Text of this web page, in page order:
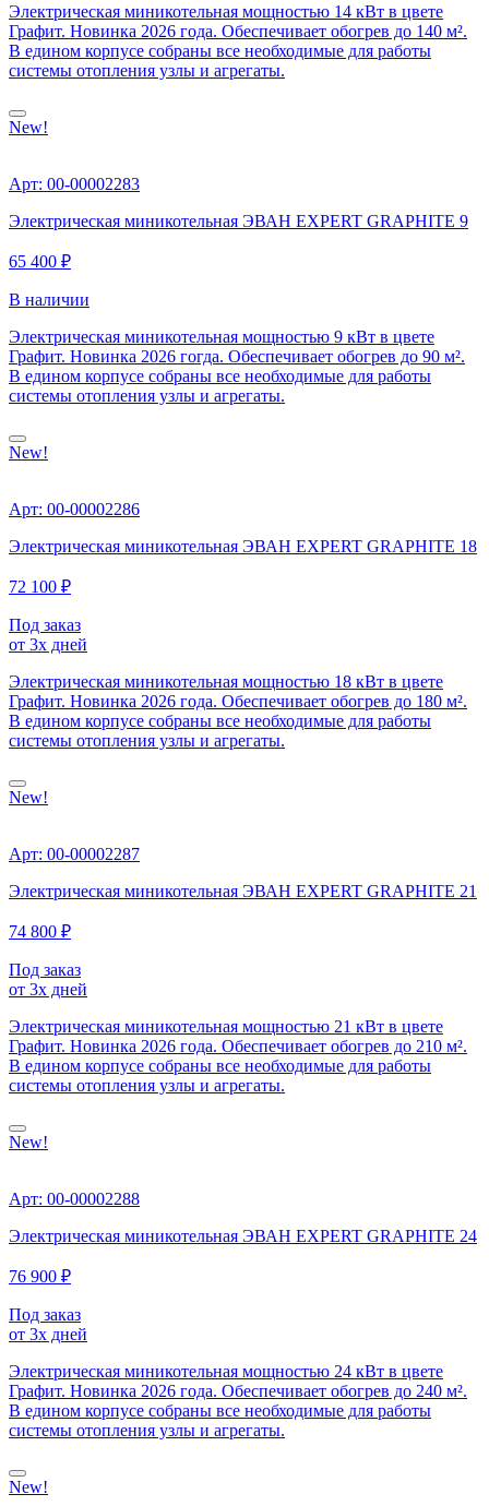
Электрическая миникотельная мощностью 14 кВт в цвете
Графит. Новинка 2026 года. Обеспечивает обогрев до 140 м².
В едином корпусе собраны все необходимые для работы
системы отопления узлы и агрегаты.
New!
Арт: 00-00002283
Электрическая миникотельная ЭВАН EXPERT GRAPHITE 9
65 400 ₽
В наличии
Электрическая миникотельная мощностью 9 кВт в цвете
Графит. Новинка 2026 гогда. Обеспечивает обогрев до 90 м².
В едином корпусе собраны все необходимые для работы
системы отопления узлы и агрегаты.
New!
Арт: 00-00002286
Электрическая миникотельная ЭВАН EXPERT GRAPHITE 18
72 100 ₽
Под заказ
от 3х дней
Электрическая миникотельная мощностью 18 кВт в цвете
Графит. Новинка 2026 года. Обеспечивает обогрев до 180 м².
В едином корпусе собраны все необходимые для работы
системы отопления узлы и агрегаты.
New!
Арт: 00-00002287
Электрическая миникотельная ЭВАН EXPERT GRAPHITE 21
74 800 ₽
Под заказ
от 3х дней
Электрическая миникотельная мощностью 21 кВт в цвете
Графит. Новинка 2026 года. Обеспечивает обогрев до 210 м².
В едином корпусе собраны все необходимые для работы
системы отопления узлы и агрегаты.
New!
Арт: 00-00002288
Электрическая миникотельная ЭВАН EXPERT GRAPHITE 24
76 900 ₽
Под заказ
от 3х дней
Электрическая миникотельная мощностью 24 кВт в цвете
Графит. Новинка 2026 года. Обеспечивает обогрев до 240 м².
В едином корпусе собраны все необходимые для работы
системы отопления узлы и агрегаты.
New!